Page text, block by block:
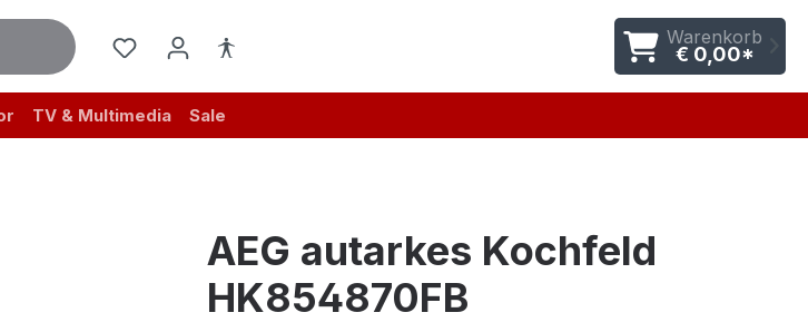
Warenkorb
€ 0,00*
TV & Multimedia Sale
AEG autarkes Kochfeld
HK854870FB